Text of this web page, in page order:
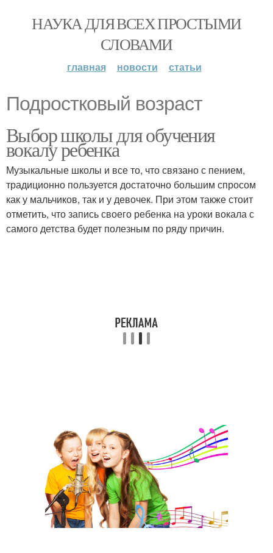
НАУКА ДЛЯ ВСЕХ ПРОСТЫМИ
СЛОВАМИ
главная новости статьи
Подростковый возраст
Выбор школы для обучения
вокалу ребенка
Музыкальные школы и все то, что связано с пением,
традиционно пользуется достаточно большим спросом
как у мальчиков, так и у девочек. При этом также стоит
отметить, что запись своего ребенка на уроки вокала с
самого детства будет полезным по ряду причин.